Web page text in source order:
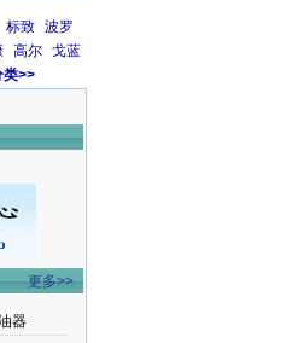
标致 波罗
高尔 戈蓝
类>>
更多>>
器